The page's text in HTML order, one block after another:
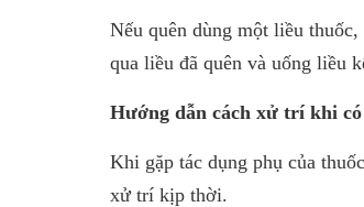
Nếu quên dùng một liều
qua liều đã quên và uống liều
Hướng dẫn cách xử trí khi
Khi gặp tác dụng phụ của
xử trí kịp thời.